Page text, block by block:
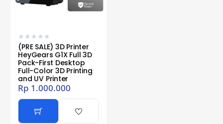
★ ★ ★ ★ ★
(PRE SALE) 3D Printer
HeyGears G1X Full 3D
Pack-First Desktop
Full-Color 3D Printing
and UV Printer
Rp 1.000.000